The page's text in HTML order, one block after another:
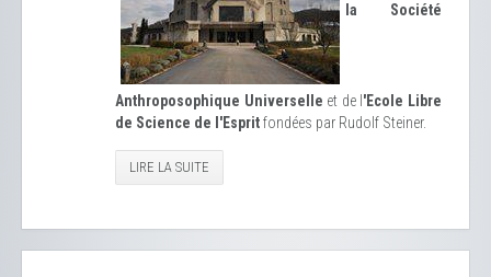
la Société
Anthroposophique Universelle et de l 'Ecole Libre
de Science de l'Espritfondées par Rudolf Steiner.
LIRE LA SUITE